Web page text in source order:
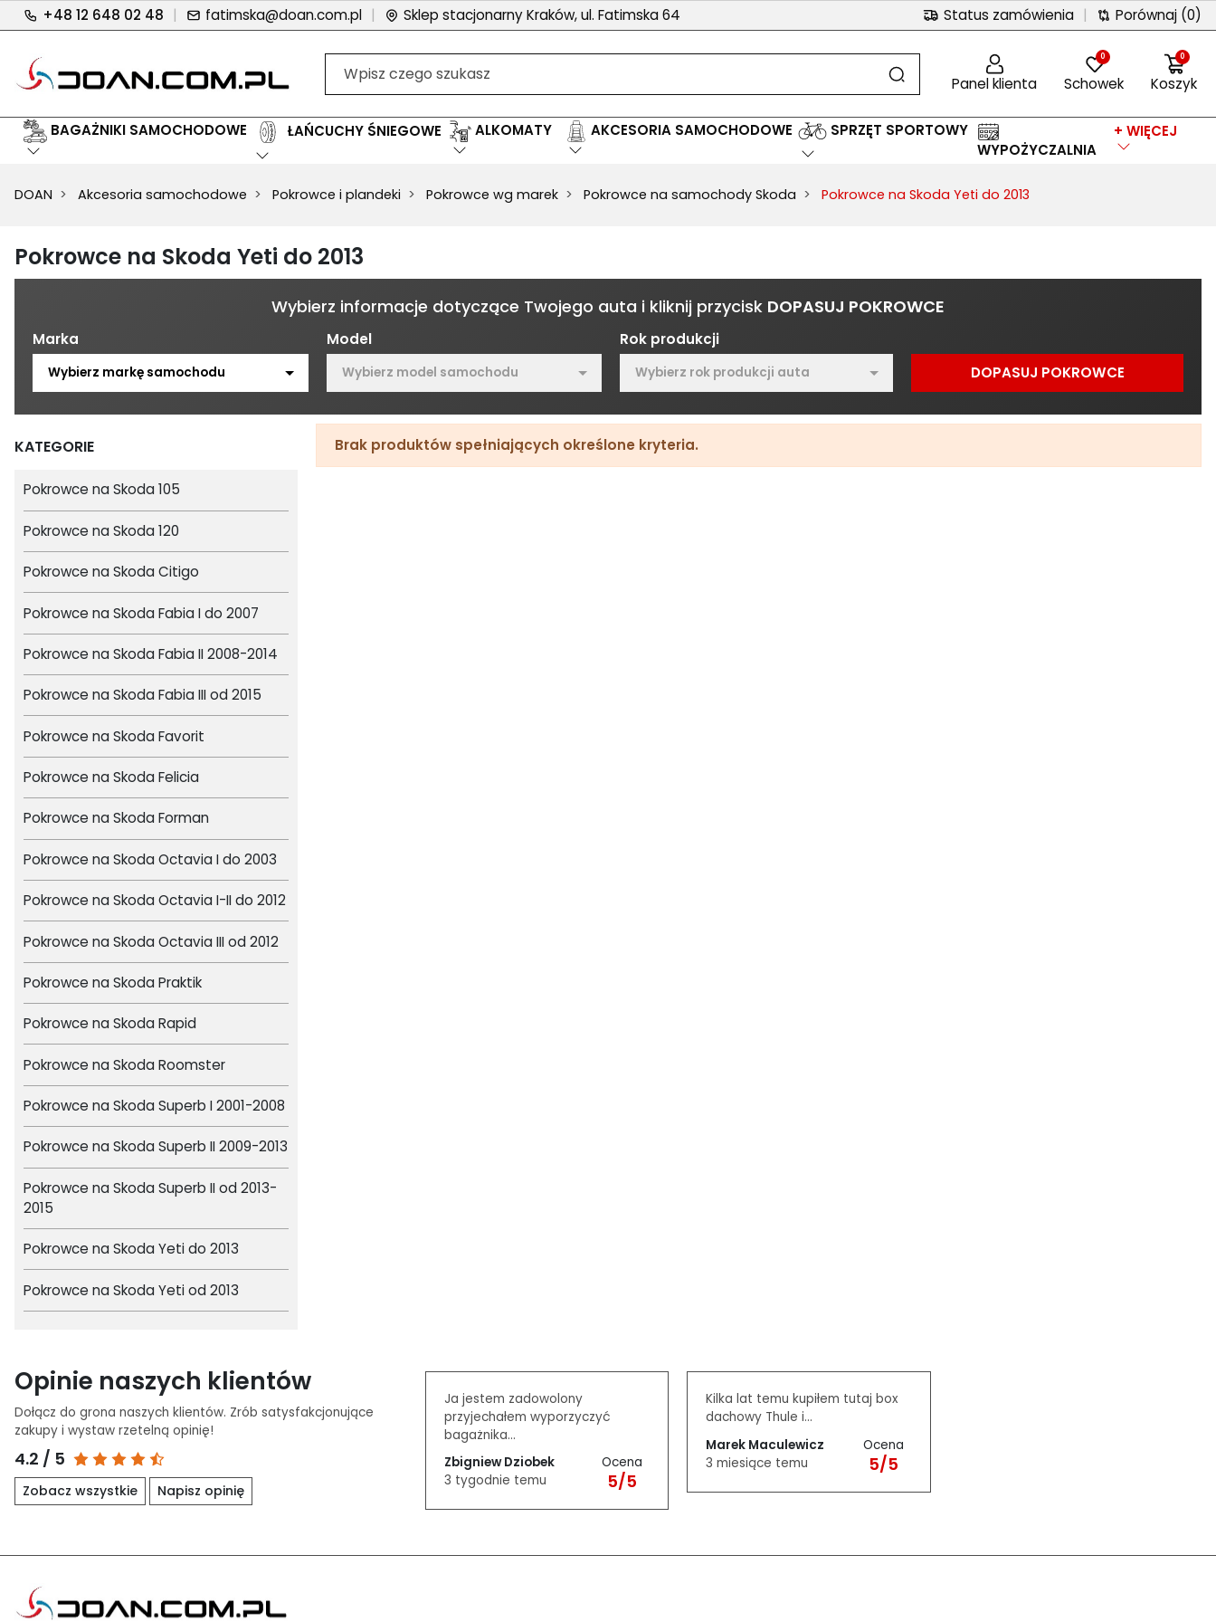
+48 12 648 02 48 | fatimska@doan.com.pl | Sklep stacjonarny Kraków, ul. Fatimska 64 Status zamówienia | Porównaj (0)
Panel klienta
0
Schowek
0
Koszyk
BAGAŻNIKI SAMOCHODOWE ŁAŃCUCHY ŚNIEGOWE ALKOMATY AKCESORIA SAMOCHODOWE
SPRZĘT SPORTOWY
WYPOŻYCZALNIA
+ WIĘCEJ
DOAN Akcesoria samochodowe Pokrowce i plandeki Pokrowce wg marek Pokrowce na samochody Skoda Pokrowce na Skoda Yeti do 2013
Pokrowce na Skoda Yeti do 2013
Wybierz informacje dotyczące Twojego auta i kliknij przycisk DOPASUJ POKROWCE
Marka
Wybierz markę samochodu
Model
Wybierz model samochodu
Rok produkcji
Wybierz rok produkcji auta DOPASUJ POKROWCE
KATEGORIE
Pokrowce na Skoda 105
Pokrowce na Skoda 120
Pokrowce na Skoda Citigo
Pokrowce na Skoda Fabia I do 2007
Pokrowce na Skoda Fabia II 2008-2014
Pokrowce na Skoda Fabia III od 2015
Pokrowce na Skoda Favorit
Pokrowce na Skoda Felicia
Pokrowce na Skoda Forman
Pokrowce na Skoda Octavia I do 2003
Pokrowce na Skoda Octavia I-II do 2012
Pokrowce na Skoda Octavia III od 2012
Pokrowce na Skoda Praktik
Pokrowce na Skoda Rapid
Pokrowce na Skoda Roomster
Pokrowce na Skoda Superb I 2001-2008
Pokrowce na Skoda Superb II 2009-2013
Pokrowce na Skoda Superb II od 2013-
2015
Pokrowce na Skoda Yeti do 2013
Pokrowce na Skoda Yeti od 2013
Brak produktów spełniających określone kryteria.
Opinie naszych klientów
Dołącz do grona naszych klientów. Zrób satysfakcjonujące
zakupy i wystaw rzetelną opinię!
4.2 / 5
Zobacz wszystkie Napisz opinię
Ja jestem zadowolony
przyjechałem wyporzyczyć
bagażnika...
Zbigniew Dziobek
3 tygodnie temu
Ocena
5/5
Kilka lat temu kupiłem tutaj box
dachowy Thule i...
Marek Maculewicz
3 miesiące temu
Ocena
5/5